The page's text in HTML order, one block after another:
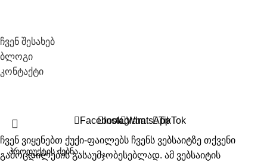
ჩვენ შესახებ
ბლოგი
კონტაქტი
FacebookInstagramWhatsAppTikTok
ჩვენ ვიყენებთ ქუქი-ფაილებს ჩვენს ვებსაიტზე თქვენი
გამოცდილების გასაუმჯობესებლად. ამ ვებსაიტის